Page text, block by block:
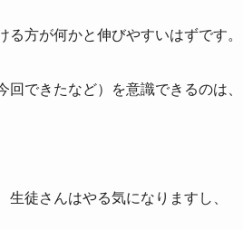
方が何かと伸びやすいはずです。
できたなど）を意識できるのは、
徒さんはやる気になりますし、